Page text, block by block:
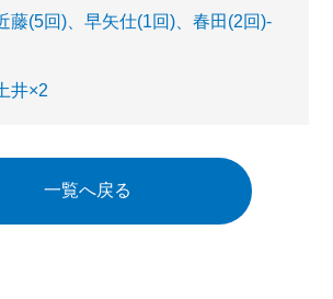
藤(5回)、早矢仕(1回)、春田(2回)-
井×2
一覧へ戻る